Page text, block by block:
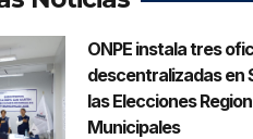
ONPE instala tres
descentralizadas en
las Elecciones
Municipales